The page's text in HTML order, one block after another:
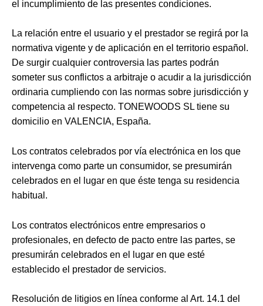
el incumplimiento de las presentes condiciones.
La relación entre el usuario y el prestador se regirá por la
normativa vigente y de aplicación en el territorio español.
De surgir cualquier controversia las partes podrán
someter sus conflictos a arbitraje o acudir a la jurisdicción
ordinaria cumpliendo con las normas sobre jurisdicción y
competencia al respecto. TONEWOODS SL tiene su
domicilio en VALENCIA, España.
Los contratos celebrados por vía electrónica en los que
intervenga como parte un consumidor, se presumirán
celebrados en el lugar en que éste tenga su residencia
habitual.
Los contratos electrónicos entre empresarios o
profesionales, en defecto de pacto entre las partes, se
presumirán celebrados en el lugar en que esté
establecido el prestador de servicios.
Resolución de litigios en línea conforme al Art. 14.1 del